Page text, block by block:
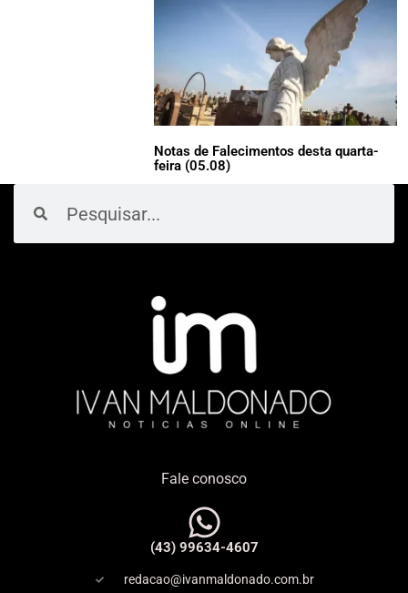
Notas de Falecimentos desta quarta-
feira (05.08)
Fale conosco
(43) 99634-4607
redacao@ivanmaldonado.com.br